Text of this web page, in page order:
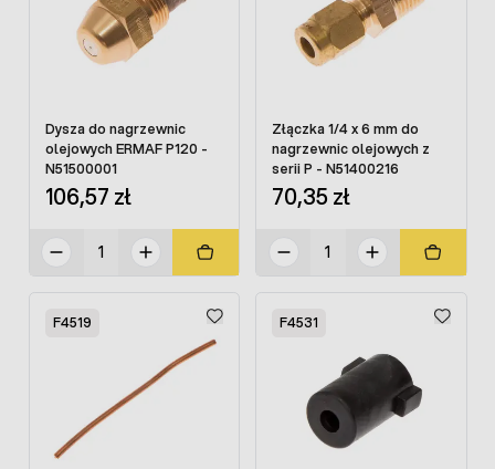
Dysza do nagrzewnic
olejowych ERMAF P120 -
N51500001
106,57 zł
Złączka 1/4 x 6 mm do
nagrzewnic olejowych z
serii P - N51400216
70,35 zł
F4519 F4531